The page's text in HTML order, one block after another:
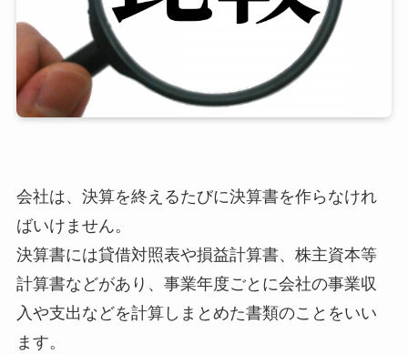
会社は、決算を終えるたびに決算書を作らなけれ
ばいけません。
決算書には貸借対照表や損益計算書、株主資本等
計算書などがあり、事業年度ごとに会社の事業収
入や支出などを計算しまとめた書類のことをいい
ます。